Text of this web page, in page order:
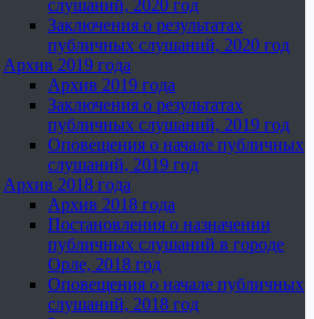
слушаний, 2020 год
Заключения о результатах
публичных слушаний, 2020 год
Архив 2019 года
Архив 2019 года
Заключения о результатах
публичных слушаний, 2019 год
Оповещения о начале публичных
слушаний, 2019 год
Архив 2018 года
Архив 2018 года
Постановления о назначении
публичных слушаний в городе
Орле, 2018 год
Оповещения о начале публичных
слушаний, 2018 год